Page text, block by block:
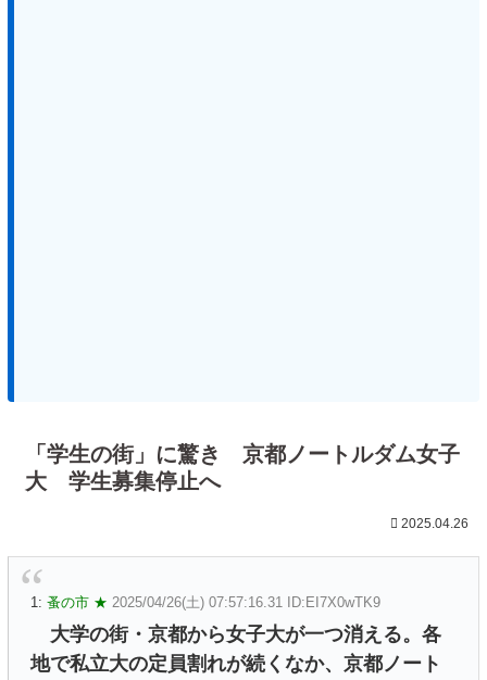
「学生の街」に驚き 京都ノートルダム女子
大 学生募集停止へ
2025.04.26
1: 蚤の市 ★ 2025/04/26(土) 07:57:16.31 ID:EI7X0wTK9
大学の街・京都から女子大が一つ消える。各
地で私立大の定員割れが続くなか、京都ノート